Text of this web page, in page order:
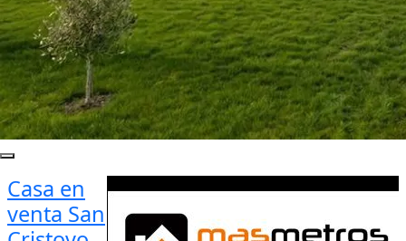
Casa en
venta San